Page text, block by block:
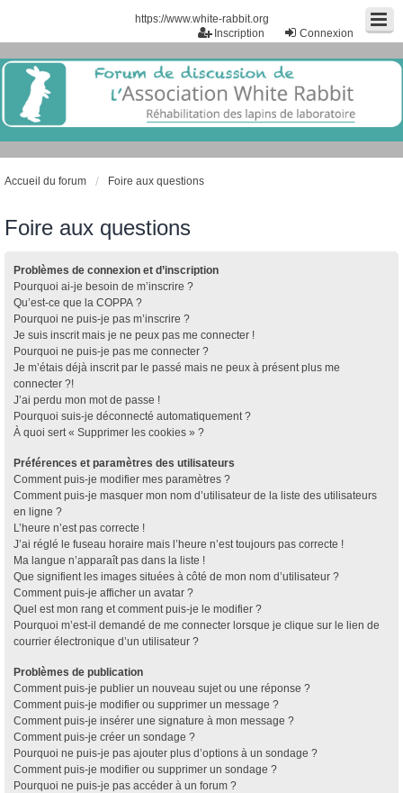
https://www.white-rabbit.org
Connexion
Inscription
Accueil du forum Foire aux questions
Foire aux questions
Problèmes de connexion et d’inscription
Pourquoi ai-je besoin de m’inscrire ?
Qu’est-ce que la COPPA ?
Pourquoi ne puis-je pas m’inscrire ?
Je suis inscrit mais je ne peux pas me connecter !
Pourquoi ne puis-je pas me connecter ?
Je m’étais déjà inscrit par le passé mais ne peux à présent plus me
connecter ?!
J’ai perdu mon mot de passe !
Pourquoi suis-je déconnecté automatiquement ?
À quoi sert « Supprimer les cookies » ?
Préférences et paramètres des utilisateurs
Comment puis-je modifier mes paramètres ?
Comment puis-je masquer mon nom d’utilisateur de la liste des utilisateurs
en ligne ?
L’heure n’est pas correcte !
J’ai réglé le fuseau horaire mais l’heure n’est toujours pas correcte !
Ma langue n’apparaît pas dans la liste !
Que signifient les images situées à côté de mon nom d’utilisateur ?
Comment puis-je afficher un avatar ?
Quel est mon rang et comment puis-je le modifier ?
Pourquoi m’est-il demandé de me connecter lorsque je clique sur le lien de
courrier électronique d’un utilisateur ?
Problèmes de publication
Comment puis-je publier un nouveau sujet ou une réponse ?
Comment puis-je modifier ou supprimer un message ?
Comment puis-je insérer une signature à mon message ?
Comment puis-je créer un sondage ?
Pourquoi ne puis-je pas ajouter plus d’options à un sondage ?
Comment puis-je modifier ou supprimer un sondage ?
Pourquoi ne puis-je pas accéder à un forum ?